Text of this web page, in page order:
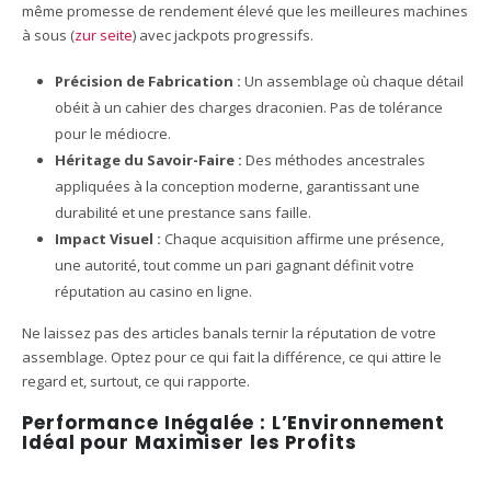
même promesse de rendement élevé que les meilleures machines
à sous (zur seite) avec jackpots progressifs.
Précision de Fabrication : Un assemblage où chaque détail
obéit à un cahier des charges draconien. Pas de tolérance
pour le médiocre.
Héritage du Savoir-Faire : Des méthodes ancestrales
appliquées à la conception moderne, garantissant une
durabilité et une prestance sans faille.
Impact Visuel : Chaque acquisition affirme une présence,
une autorité, tout comme un pari gagnant définit votre
réputation au casino en ligne.
Ne laissez pas des articles banals ternir la réputation de votre
assemblage. Optez pour ce qui fait la différence, ce qui attire le
regard et, surtout, ce qui rapporte.
Performance Inégalée : L’Environnement
Idéal pour Maximiser les Profits